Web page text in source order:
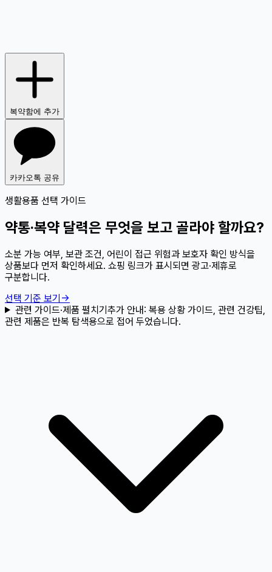
복약함에 추가
카카오톡 공유
생활용품 선택 가이드
약통·복약 달력은 무엇을 보고 골라야 할까요?
소분 가능 여부, 보관 조건, 어린이 접근 위험과 보호자 확인 방식을
상품보다 먼저 확인하세요. 쇼핑 링크가 표시되면 광고·제휴로
구분합니다.
선택 기준 보기 →
관련 가이드·제품 펼치기추가 안내: 복용 상황 가이드, 관련 건강팁,
관련 제품은 반복 탐색용으로 접어 두었습니다.